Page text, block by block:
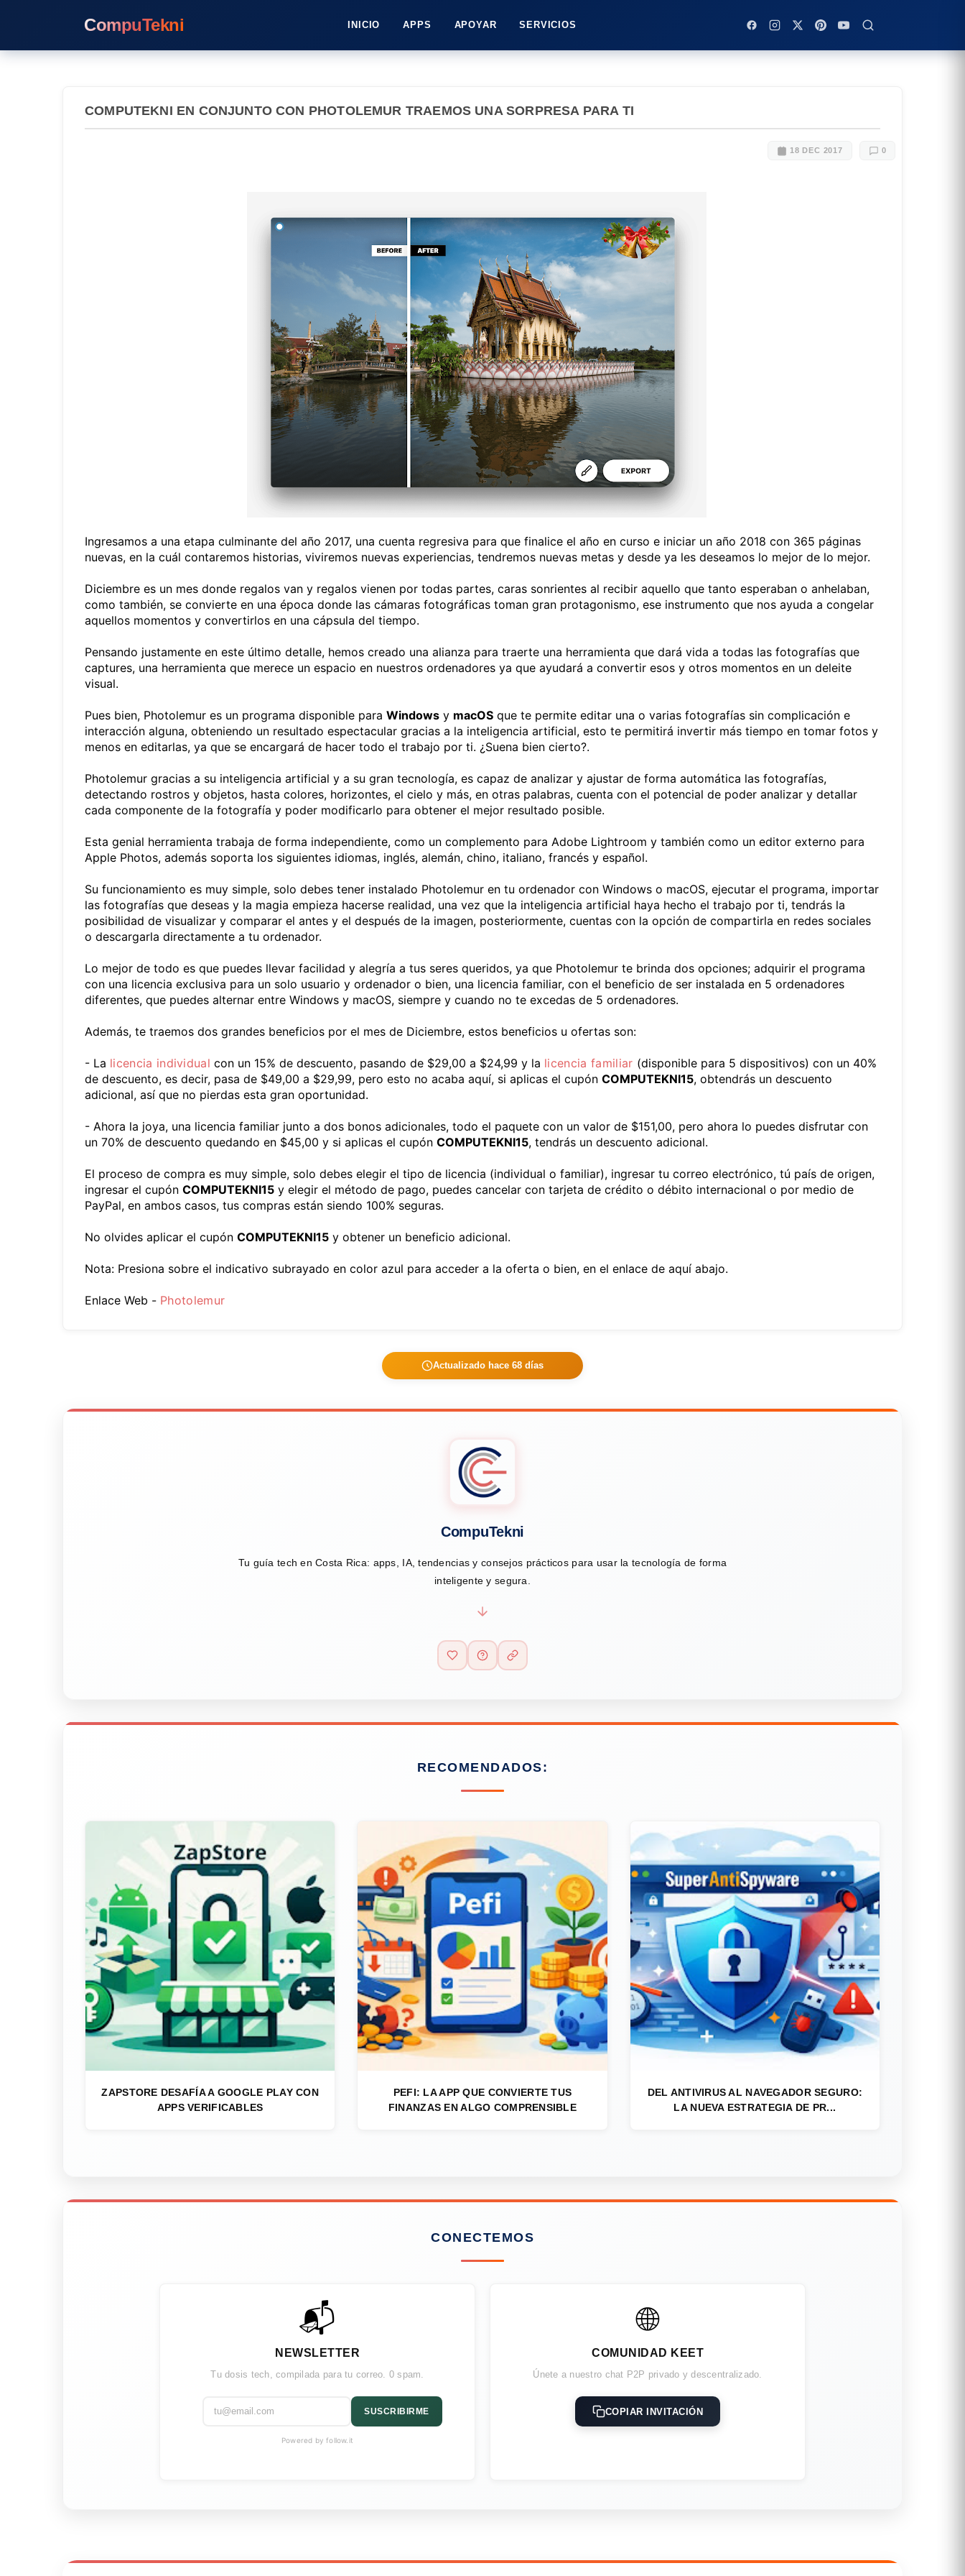
CompuTekni INICIO APPS APOYAR SERVICIOS
COMPUTEKNI EN CONJUNTO CON PHOTOLEMUR TRAEMOS UNA SORPRESA PARA TI
18 DEC 2017 0
Ingresamos a una etapa culminante del año 2017, una cuenta regresiva para que finalice el año en curso e iniciar un año 2018 con 365 páginas
nuevas, en la cuál contaremos historias, viviremos nuevas experiencias, tendremos nuevas metas y desde ya les deseamos lo mejor de lo mejor.
Diciembre es un mes donde regalos van y regalos vienen por todas partes, caras sonrientes al recibir aquello que tanto esperaban o anhelaban,
como también, se convierte en una época donde las cámaras fotográficas toman gran protagonismo, ese instrumento que nos ayuda a congelar
aquellos momentos y convertirlos en una cápsula del tiempo.
Pensando justamente en este último detalle, hemos creado una alianza para traerte una herramienta que dará vida a todas las fotografías que
captures, una herramienta que merece un espacio en nuestros ordenadores ya que ayudará a convertir esos y otros momentos en un deleite
visual.
Pues bien, Photolemur es un programa disponible para Windows y macOS que te permite editar una o varias fotografías sin complicación e
interacción alguna, obteniendo un resultado espectacular gracias a la inteligencia artificial, esto te permitirá invertir más tiempo en tomar fotos y
menos en editarlas, ya que se encargará de hacer todo el trabajo por ti. ¿Suena bien cierto?.
Photolemur gracias a su inteligencia artificial y a su gran tecnología, es capaz de analizar y ajustar de forma automática las fotografías,
detectando rostros y objetos, hasta colores, horizontes, el cielo y más, en otras palabras, cuenta con el potencial de poder analizar y detallar
cada componente de la fotografía y poder modificarlo para obtener el mejor resultado posible.
Esta genial herramienta trabaja de forma independiente, como un complemento para Adobe Lightroom y también como un editor externo para
Apple Photos, además soporta los siguientes idiomas, inglés, alemán, chino, italiano, francés y español.
Su funcionamiento es muy simple, solo debes tener instalado Photolemur en tu ordenador con Windows o macOS, ejecutar el programa, importar
las fotografías que deseas y la magia empieza hacerse realidad, una vez que la inteligencia artificial haya hecho el trabajo por ti, tendrás la
posibilidad de visualizar y comparar el antes y el después de la imagen, posteriormente, cuentas con la opción de compartirla en redes sociales
o descargarla directamente a tu ordenador.
Lo mejor de todo es que puedes llevar facilidad y alegría a tus seres queridos, ya que Photolemur te brinda dos opciones; adquirir el programa
con una licencia exclusiva para un solo usuario y ordenador o bien, una licencia familiar, con el beneficio de ser instalada en 5 ordenadores
diferentes, que puedes alternar entre Windows y macOS, siempre y cuando no te excedas de 5 ordenadores.
Además, te traemos dos grandes beneficios por el mes de Diciembre, estos beneficios u ofertas son:
- La licencia individual con un 15% de descuento, pasando de $29,00 a $24,99 y la licencia familiar (disponible para 5 dispositivos) con un 40%
de descuento, es decir, pasa de $49,00 a $29,99, pero esto no acaba aquí, si aplicas el cupón COMPUTEKNI15, obtendrás un descuento
adicional, así que no pierdas esta gran oportunidad.
- Ahora la joya, una licencia familiar junto a dos bonos adicionales, todo el paquete con un valor de $151,00, pero ahora lo puedes disfrutar con
un 70% de descuento quedando en $45,00 y si aplicas el cupón COMPUTEKNI15, tendrás un descuento adicional.
El proceso de compra es muy simple, solo debes elegir el tipo de licencia (individual o familiar), ingresar tu correo electrónico, tú país de origen,
ingresar el cupón COMPUTEKNI15 y elegir el método de pago, puedes cancelar con tarjeta de crédito o débito internacional o por medio de
PayPal, en ambos casos, tus compras están siendo 100% seguras.
No olvides aplicar el cupón COMPUTEKNI15 y obtener un beneficio adicional.
Nota: Presiona sobre el indicativo subrayado en color azul para acceder a la oferta o bien, en el enlace de aquí abajo.
Enlace Web - Photolemur
Actualizado hace 68 días
CompuTekni
Tu guía tech en Costa Rica: apps, IA, tendencias y consejos prácticos para usar la tecnología de forma
inteligente y segura.
RECOMENDADOS:
ZAPSTORE DESAFÍA A GOOGLE PLAY CON
APPS VERIFICABLES
PEFI: LA APP QUE CONVIERTE TUS
FINANZAS EN ALGO COMPRENSIBLE
DEL ANTIVIRUS AL NAVEGADOR SEGURO:
LA NUEVA ESTRATEGIA DE PR...
CONECTEMOS
📬
NEWSLETTER
Tu dosis tech, compilada para tu correo. 0 spam.
SUSCRIBIRME
Powered by follow.it
🌐
COMUNIDAD KEET
Únete a nuestro chat P2P privado y descentralizado.
COPIAR INVITACIÓN